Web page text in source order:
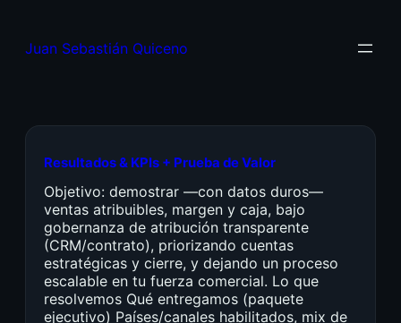
Juan Sebastián Quiceno
Resultados & KPIs + Prueba de Valor
Objetivo: demostrar —con datos duros—
ventas atribuibles, margen y caja, bajo
gobernanza de atribución transparente
(CRM/contrato), priorizando cuentas
estratégicas y cierre, y dejando un proceso
escalable en tu fuerza comercial. Lo que
resolvemos Qué entregamos (paquete
ejecutivo) Países/canales habilitados, mix de